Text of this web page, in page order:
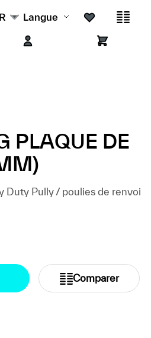
Langue
PLAQUE DE
Duty Pully / poulies de renvoi
Comparer